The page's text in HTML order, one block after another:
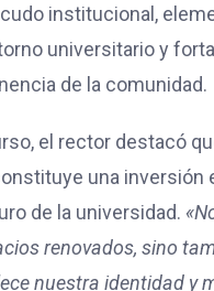
institucional,
universitario y
de la comunidad.
el rector destacó
una inversión
de la universidad.
renovados, sino
nuestra identidad y